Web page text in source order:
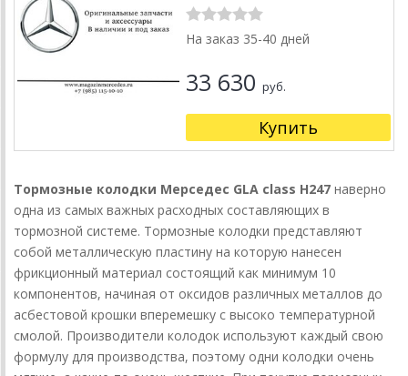
На заказ 35-40 дней
33 630 руб.
Купить
Тормозные колодки Мерседес GLA class H247 наверно
одна из самых важных расходных составляющих в
тормозной системе. Тормозные колодки представляют
собой металлическую пластину на которую нанесен
фрикционный материал состоящий как минимум 10
компонентов, начиная от оксидов различных металлов до
асбестовой крошки вперемешку с высоко температурной
смолой. Производители колодок используют каждый свою
формулу для производства, поэтому одни колодки очень